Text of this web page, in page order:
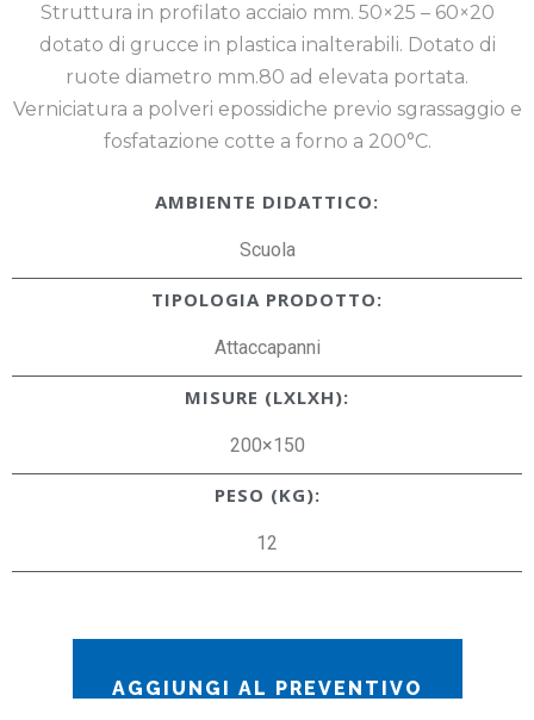
Struttura in profilato acciaio mm. 50×25 – 60×20
dotato di grucce in plastica inalterabili. Dotato di
ruote diametro mm.80 ad elevata portata.
Verniciatura a polveri epossidiche previo sgrassaggio e
fosfatazione cotte a forno a 200°C.
AMBIENTE DIDATTICO:
Scuola
TIPOLOGIA PRODOTTO:
Attaccapanni
MISURE (LXLXH):
200×150
PESO (KG):
12
AGGIUNGI AL PREVENTIVO